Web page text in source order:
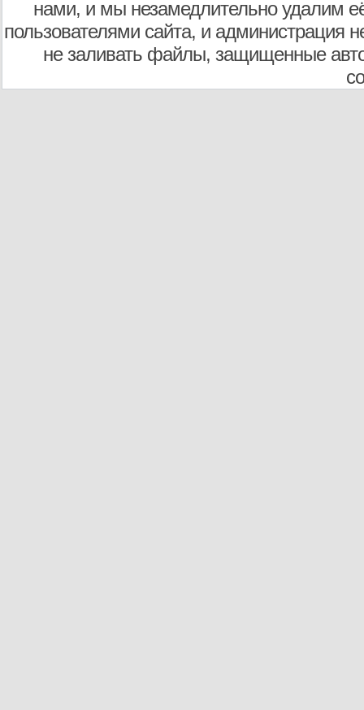
нами, и мы незамедлительно удалим
пользователями сайта, и администрация
не заливать файлы, защищенные